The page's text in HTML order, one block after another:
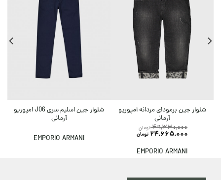
شلوار جین برمودای مردانه امپوریو
آرمانی
49,330,000 تومان
24,665,000 تومان
EMPORIO ARMANI
شلوار جین اسلیم سری J06 امپوریو
آرمانی
EMPORIO ARMANI